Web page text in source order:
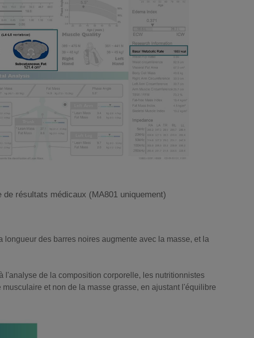
de résultats médicaux (MA801 uniquement)
des barres noires augmente avec la masse, et la
l'analyse de la composition corporelle, les nutritionnistes
et non de la masse grasse, en ajustant l'équilibre